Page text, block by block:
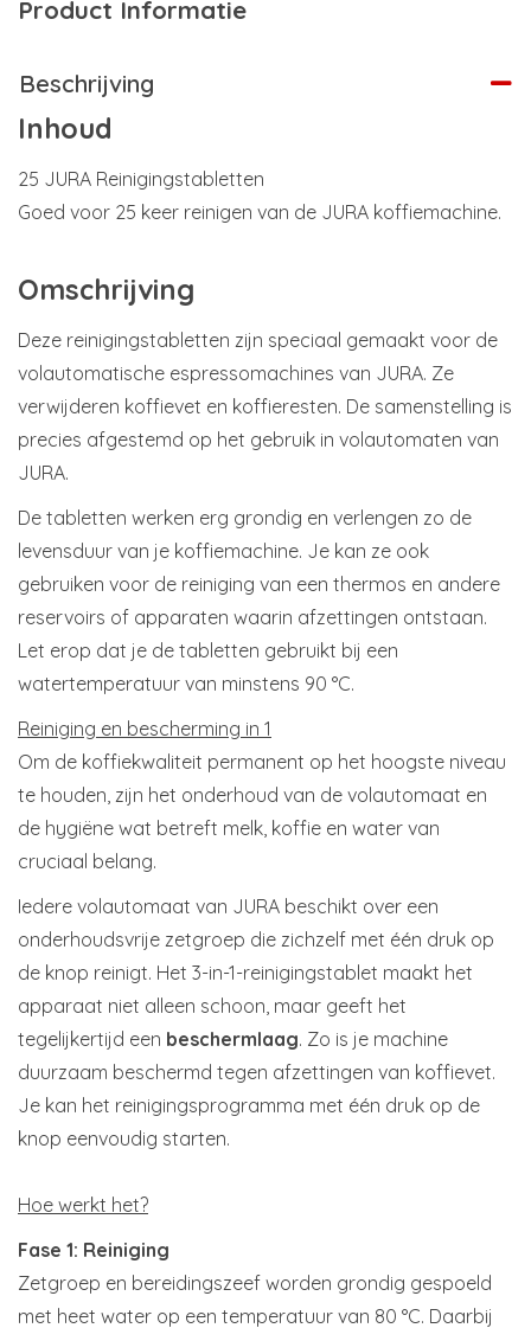
Product Informatie
Beschrijving
Inhoud
25 JURA Reinigingstabletten
Goed voor 25 keer reinigen van de JURA koffiemachine.
Omschrijving
Deze reinigingstabletten zijn speciaal gemaakt voor de
volautomatische espressomachines van JURA. Ze
verwijderen koffievet en koffieresten. De samenstelling is
precies afgestemd op het gebruik in volautomaten van
JURA.
De tabletten werken erg grondig en verlengen zo de
levensduur van je koffiemachine. Je kan ze ook
gebruiken voor de reiniging van een thermos en andere
reservoirs of apparaten waarin afzettingen ontstaan.
Let erop dat je de tabletten gebruikt bij een
watertemperatuur van minstens 90 °C.
Reiniging en bescherming in 1
Om de koffiekwaliteit permanent op het hoogste niveau
te houden, zijn het onderhoud van de volautomaat en
de hygiëne wat betreft melk, koffie en water van
cruciaal belang.
Iedere volautomaat van JURA beschikt over een
onderhoudsvrije zetgroep die zichzelf met één druk op
de knop reinigt. Het 3-in-1-reinigingstablet maakt het
apparaat niet alleen schoon, maar geeft het
tegelijkertijd een beschermlaag. Zo is je machine
duurzaam beschermd tegen afzettingen van koffievet.
Je kan het reinigingsprogramma met één druk op de
knop eenvoudig starten.
Hoe werkt het?
Fase 1: Reiniging
Zetgroep en bereidingszeef worden grondig gespoeld
met heet water op een temperatuur van 80 °C. Daarbij